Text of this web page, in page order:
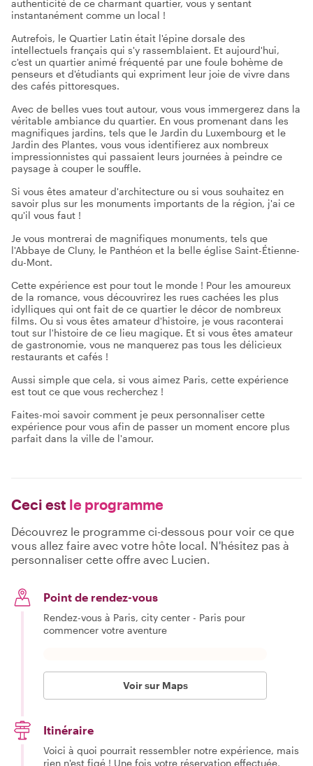
authenticité de ce charmant quartier, vous y sentant
instantanément comme un local !
Autrefois, le Quartier Latin était l'épine dorsale des
intellectuels français qui s'y rassemblaient. Et aujourd'hui,
c'est un quartier animé fréquenté par une foule bohème de
penseurs et d'étudiants qui expriment leur joie de vivre dans
des cafés pittoresques.
Avec de belles vues tout autour, vous vous immergerez dans la
véritable ambiance du quartier. En vous promenant dans les
magnifiques jardins, tels que le Jardin du Luxembourg et le
Jardin des Plantes, vous vous identifierez aux nombreux
impressionnistes qui passaient leurs journées à peindre ce
paysage à couper le souffle.
Si vous êtes amateur d'architecture ou si vous souhaitez en
savoir plus sur les monuments importants de la région, j'ai ce
qu'il vous faut !
Je vous montrerai de magnifiques monuments, tels que
l'Abbaye de Cluny, le Panthéon et la belle église Saint-Étienne-
du-Mont.
Cette expérience est pour tout le monde ! Pour les amoureux
de la romance, vous découvrirez les rues cachées les plus
idylliques qui ont fait de ce quartier le décor de nombreux
films. Ou si vous êtes amateur d'histoire, je vous raconterai
tout sur l'histoire de ce lieu magique. Et si vous êtes amateur
de gastronomie, vous ne manquerez pas tous les délicieux
restaurants et cafés !
Aussi simple que cela, si vous aimez Paris, cette expérience
est tout ce que vous recherchez !
Faites-moi savoir comment je peux personnaliser cette
expérience pour vous afin de passer un moment encore plus
parfait dans la ville de l'amour.
Ceci est le programme
Découvrez le programme ci-dessous pour voir ce que
vous allez faire avec votre hôte local. N'hésitez pas à
personnaliser cette offre avec Lucien.
Point de rendez-vous
Rendez-vous à Paris, city center - Paris pour
commencer votre aventure
Voir sur Maps
Itinéraire
Voici à quoi pourrait ressembler notre expérience, mais
rien n'est figé ! Une fois votre réservation effectuée,